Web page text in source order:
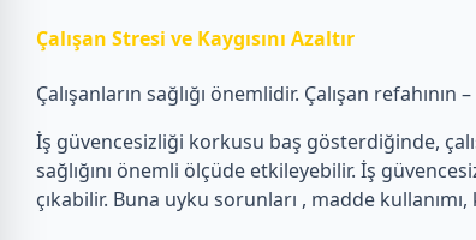
Çalışan Stresi ve Kaygısını Azaltır
Çalışanların sağlığı önemlidir. Çalışan
İş güvencesizliği korkusu baş gösterdiğinde,
sağlığını önemli ölçüde etkileyebilir. İş
çıkabilir. Buna uyku sorunları , madde